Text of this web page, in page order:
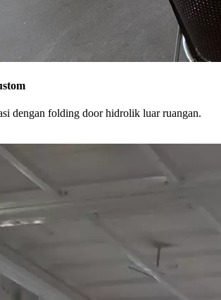
dengan folding door hidrolik luar ruangan.